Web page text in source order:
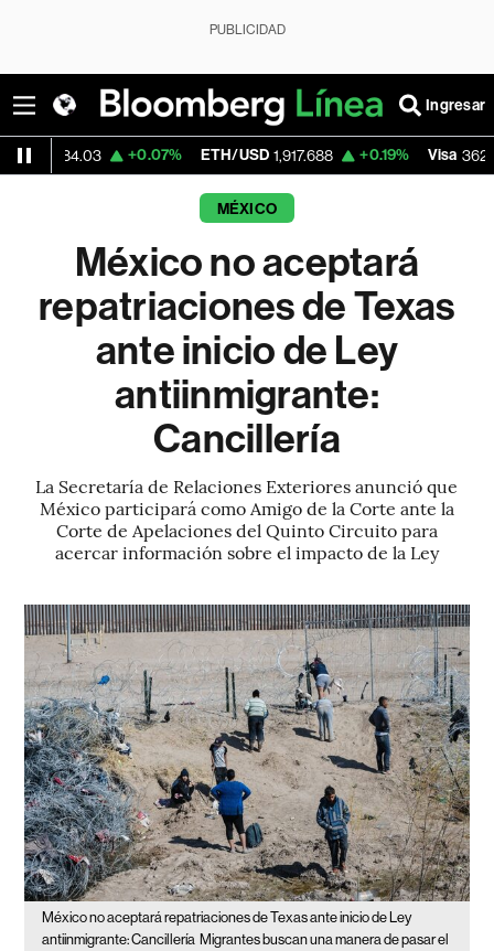
PUBLICIDAD
Ingresar
+0.07% ETH/USD 1,917.688 +0.19% Visa 362.50 -
MÉXICO
México no aceptará
repatriaciones de Texas
ante inicio de Ley
antiinmigrante:
Cancillería
La Secretaría de Relaciones Exteriores anunció que
México participará como Amigo de la Corte ante la
Corte de Apelaciones del Quinto Circuito para
acercar información sobre el impacto de la Ley
México no aceptará repatriaciones de Texas ante inicio de Ley
antiinmigrante: Cancillería Migrantes buscan una manera de pasar el